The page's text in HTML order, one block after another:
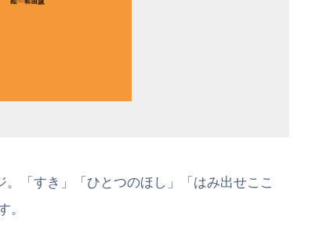
「すき」「ひとつのほし」「はみ出せここ
。